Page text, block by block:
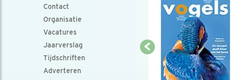
Contact
Organisatie
Vacatures
Jaarverslag
Tijdschriften
Adverteren